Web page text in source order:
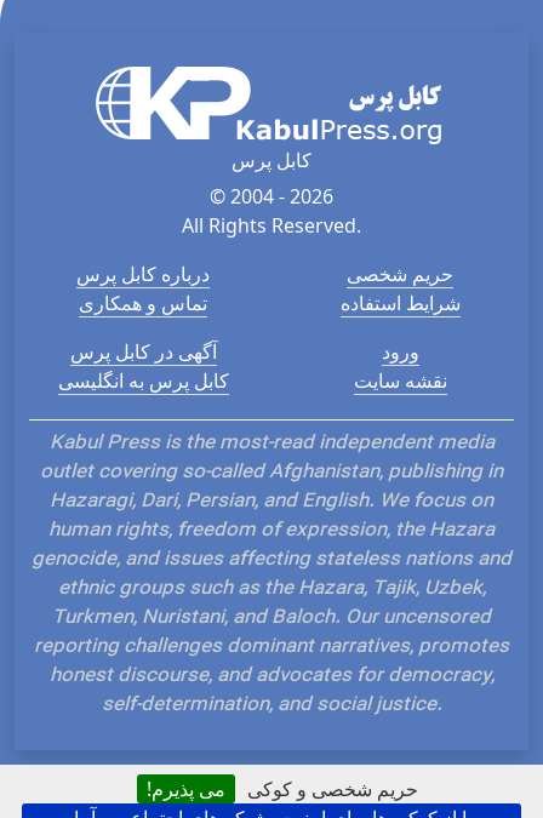
حریم شخصی و کوکی
می پذیرم!
کابل پرس
© 2004 - 2026
All Rights Reserved.
درباره کابل پرس
تماس و همکاری
حریم شخصی
شرایط استفاده
آگهی در کابل پرس
کابل پرس به انگلیسی
ورود
نقشه سایت
Kabul Press is the most-read independent media
outlet covering so-called Afghanistan, publishing in
Hazaragi, Dari, Persian, and English. We focus on
human rights, freedom of expression, the Hazara
genocide, and issues affecting stateless nations and
ethnic groups such as the Hazara, Tajik, Uzbek,
Turkmen, Nuristani, and Baloch. Our uncensored
reporting challenges dominant narratives, promotes
honest discourse, and advocates for democracy,
self-determination, and social justice.